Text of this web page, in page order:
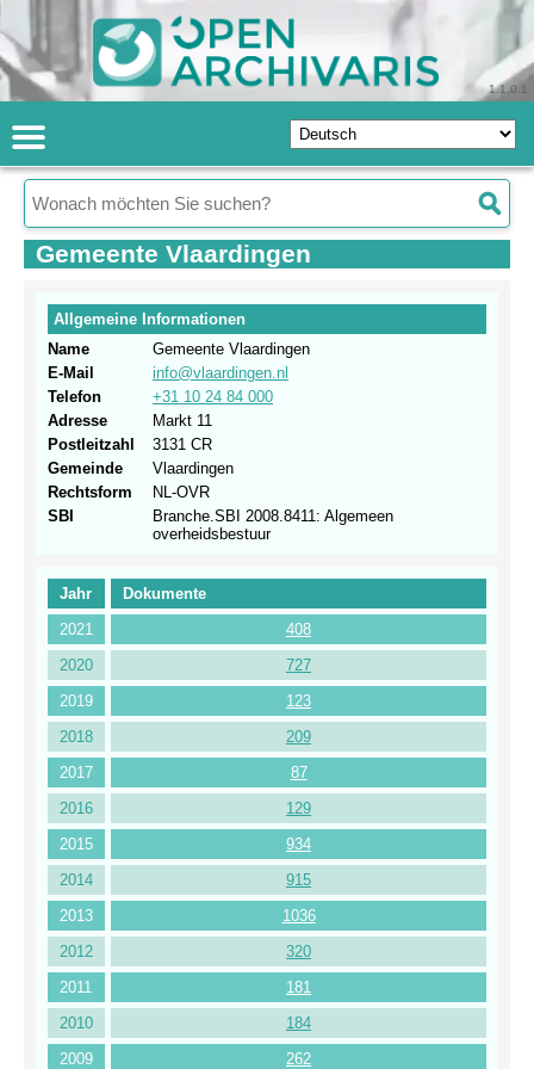
1.1.0.1
Gemeente Vlaardingen
Jahr
Dokumente
2021
408
2020
727
2019
123
2018
209
2017
87
2016
129
2015
934
2014
915
2013
1036
2012
320
2011
181
2010
184
2009
262
Allgemeine Informationen
Name
Gemeente Vlaardingen
E-Mail
info@vlaardingen.nl
Telefon
+31 10 24 84 000
Adresse
Markt 11
Postleitzahl
3131 CR
Gemeinde
Vlaardingen
Rechtsform
NL-OVR
SBI
Branche.SBI 2008.8411: Algemeen
overheidsbestuur